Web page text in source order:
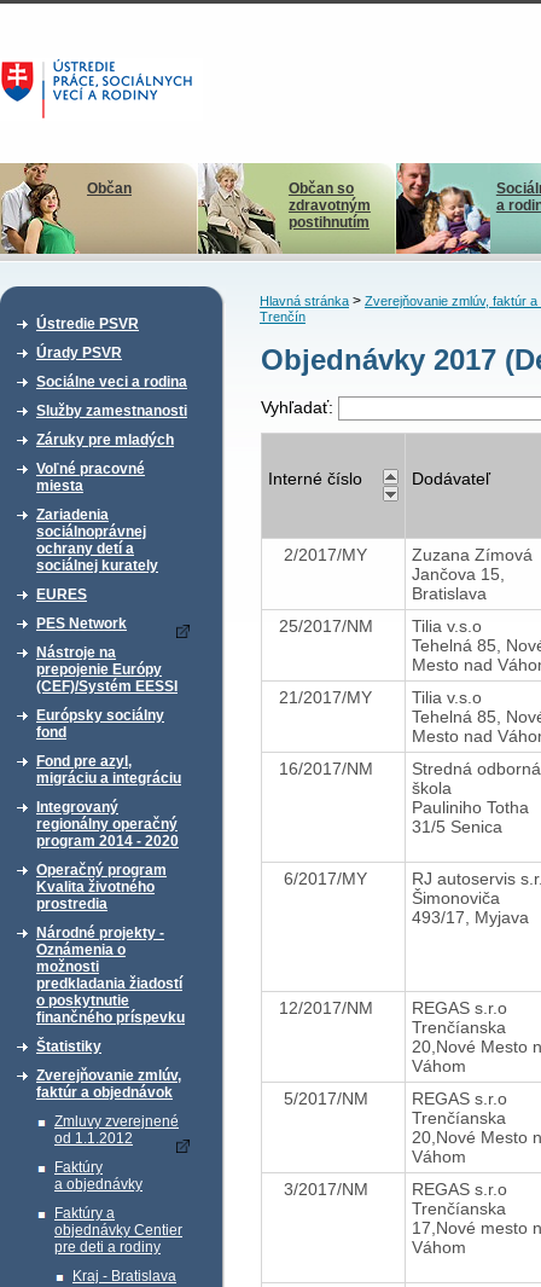
Občan
Občan so
zdravotným
postihnutím
a
Ústredie PSVR
Úrady PSVR
Sociálne veci a rodina
Služby zamestnanosti
Záruky pre mladých
Voľné pracovné
miesta
Zariadenia
sociálnoprávnej
ochrany detí a
sociálnej kurately
EURES
PES Network
Nástroje na
prepojenie Európy
(CEF)/Systém EESSI
Európsky sociálny
fond
Fond pre azyl,
migráciu a integráciu
Integrovaný
regionálny operačný
program 2014 - 2020
Operačný program
Kvalita životného
prostredia
Národné projekty -
Oznámenia o
možnosti
predkladania žiadostí
o poskytnutie
finančného príspevku
Štatistiky
Zverejňovanie zmlúv,
faktúr a objednávok
Zmluvy zverejnené
od 1.1.2012
Faktúry
a objednávky
Faktúry a
objednávky Centier
pre deti a rodiny
Kraj - Bratislava
Hlavná stránka> Zverejňovanie zmlúv, faktúr a
Trenčín
Objednávky 2017
Vyhľadať:
Interné číslo Dodávateľ
2/2017/MY
Zuzana Zímová
Jančova 15,
Bratislava
25/2017/NM
Tilia v.s.o
Tehelná 85,
Mesto nad
21/2017/MY
Tilia v.s.o
Tehelná 85,
Mesto nad
16/2017/NM
Stredná odborná
škola
Pauliniho Totha
31/5 Senica
6/2017/MY
RJ autoservis
Šimonoviča
493/17, Myjava
12/2017/NM
REGAS s.r.o
Trenčíanska
20,Nové Mesto
Váhom
5/2017/NM
REGAS s.r.o
Trenčíanska
20,Nové Mesto
Váhom
3/2017/NM
REGAS s.r.o
Trenčíanska
17,Nové mesto
Váhom